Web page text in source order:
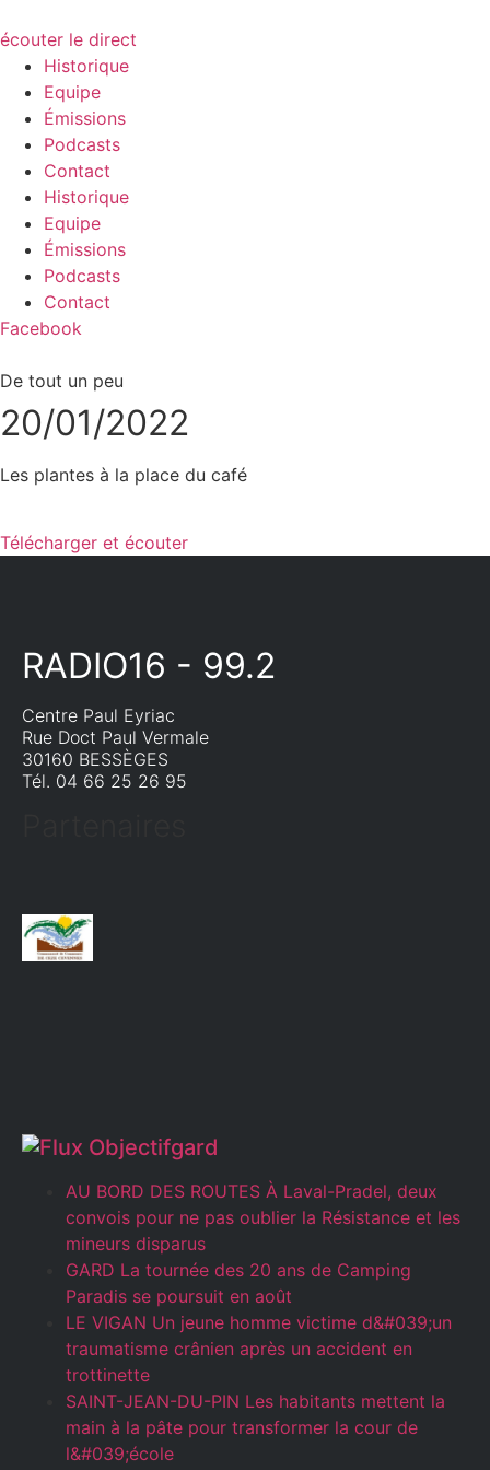
écouter le direct
Historique
Equipe
Émissions
Podcasts
Contact
Historique
Equipe
Émissions
Podcasts
Contact
Facebook
De tout un peu
20/01/2022
Les plantes à la place du café
Télécharger et écouter
RADIO16 - 99.2
Centre Paul Eyriac
Rue Doct Paul Vermale
30160 BESSÈGES
Tél. 04 66 25 26 95
Objectifgard
AU BORD DES ROUTES À Laval-Pradel, deux
convois pour ne pas oublier la Résistance et les
mineurs disparus
GARD La tournée des 20 ans de Camping
Paradis se poursuit en août
LE VIGAN Un jeune homme victime d&#039;un
traumatisme crânien après un accident en
trottinette
SAINT-JEAN-DU-PIN Les habitants mettent la
main à la pâte pour transformer la cour de
l&#039;école